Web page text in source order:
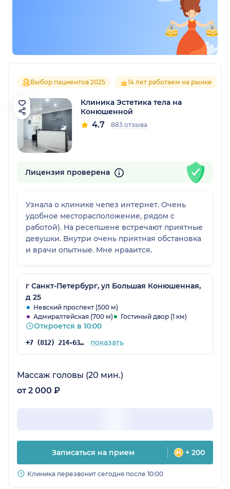
Выбор пациентов 2025 14 лет работаем на рынке
Клиника Эстетика тела на
Конюшенной
4.7 883 отзыва
Лицензия проверена
Узнала о клинике чепез интернет. Очень
удобное месторасположение, рядом с
работой). На ресепшене встречают приятные
девушки. Внутри очень приятная обстановка
и врачи опытные. Мне нрааится.
г Санкт-Петербург, ул Большая Конюшенная,
д 25
Невский проспект (500 м)
Адмиралтейская (700 м)
Гостиный двор (1 км)
Откроется в 10:00
+7 (812) 214-63-14 показать
Массаж головы (20 мин.)
от 2 000 ₽
Записаться на прием + 200
Клиника перезвонит сегодня после 10:00